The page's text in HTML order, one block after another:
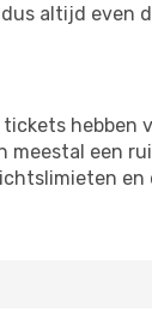
altijd even
hebben
een
en